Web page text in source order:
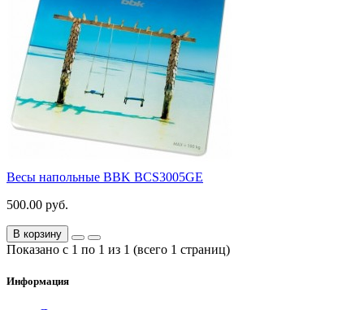
Весы напольные BBK BCS3005GE
500.00 руб.
В корзину
Показано с 1 по 1 из 1 (всего 1 страниц)
Информация